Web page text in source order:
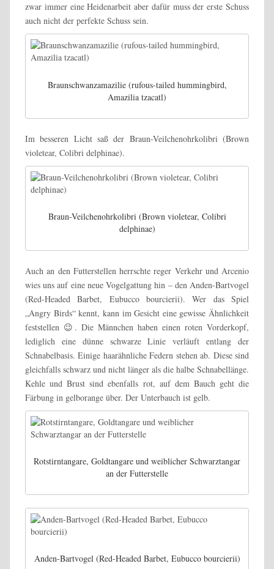
zwar immer eine Heidenarbeit aber dafür muss der erste Schuss
auch nicht der perfekte Schuss sein.
Braunschwanzamazilie (rufous-tailed hummingbird,
Amazilia tzacatl)
Im besseren Licht saß der Braun-Veilchenohrkolibri (Brown
violetear, Colibri delphinae).
Braun-Veilchenohrkolibri (Brown violetear, Colibri
delphinae)
Auch an den Futterstellen herrschte reger Verkehr und Arcenio
wies uns auf eine neue Vogelgattung hin – den Anden-Bartvogel
(Red-Headed Barbet, Eubucco bourcierii). Wer das Spiel
„Angry Birds“ kennt, kann im Gesicht eine gewisse Ähnlichkeit
feststellen 😉. Die Männchen haben einen roten Vorderkopf,
lediglich eine dünne schwarze Linie verläuft entlang der
Schnabelbasis. Einige haarähnliche Federn stehen ab. Diese sind
gleichfalls schwarz und nicht länger als die halbe Schnabellänge.
Kehle und Brust sind ebenfalls rot, auf dem Bauch geht die
Färbung in gelborange über. Der Unterbauch ist gelb.
Rotstirntangare, Goldtangare und weiblicher Schwarztangar
an der Futterstelle
Anden-Bartvogel (Red-Headed Barbet, Eubucco bourcierii)